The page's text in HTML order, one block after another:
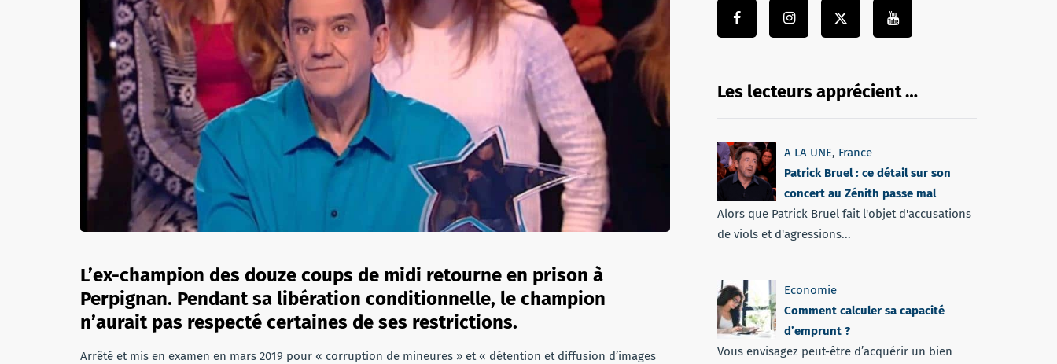
L’ex-champion des douze coups de midi retourne en prison à
Perpignan. Pendant sa libération conditionnelle, le champion
n’aurait pas respecté certaines de ses restrictions.
Arrêté et mis en examen en mars 2019 pour « corruption de mineures » et « détention et diffusion d’images
Les lecteurs apprécient …
A LA UNE, France
Patrick Bruel : ce détail sur son
concert au Zénith passe mal
Alors que Patrick Bruel fait l'objet d'accusations
de viols et d'agressions...
Economie
Comment calculer sa capacité
d’emprunt ?
Vous envisagez peut-être d’acquérir un bien